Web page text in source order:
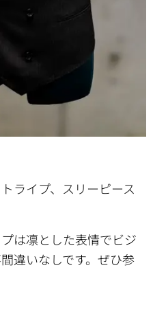
ライプ、スリーピース
は凛とした表情でビジ
違いなしです。ぜひ参